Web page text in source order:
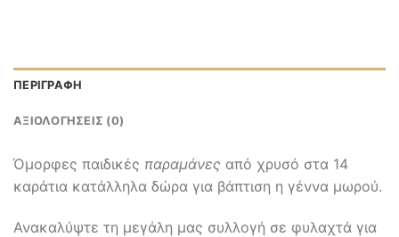
ΠΕΡΙΓΡΑΦΉ
ΑΞΙΟΛΟΓΉΣΕΙΣ (0)
Όμορφες παιδικές παραμάνες από χρυσό στα 14
καράτια κατάλληλα δώρα για βάπτιση η γέννα μωρού.
Ανακαλύψτε τη μεγάλη μας συλλογή σε φυλαχτά για